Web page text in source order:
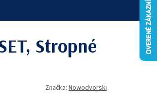
Stropné
Značka: Nowodvorski